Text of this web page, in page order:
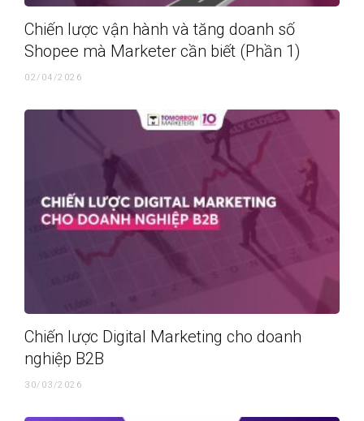
Chiến lược vận hành và tăng doanh số
Shopee mà Marketer cần biết (Phần 1)
02/04/2026
Chiến lược Digital Marketing cho doanh
nghiệp B2B
30/03/2026